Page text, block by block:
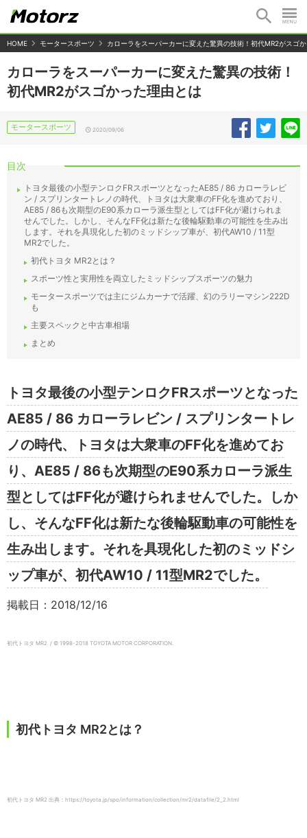
HOME モータースポーツ カローラをスーパーカーに変えた驚異の技術！初代MR2がスゴ
カローラをスーパーカーに変えた驚異の技術！
初代MR2がスゴかった理由とは
モータースポーツ 2020/09/06
目次
トヨタ最後の小型テンロクFRスポーツとなったAE85 / 86 カローラレビ
ン / スプリンタートレノの時代、トヨタは大衆車のFF化を進めており、
AE85 / 86も次期型のE90系カローラ派生型としてはFF化が避けられま
せんでした。しかし、そんなFF化は新たな後輪駆動車の可能性を生み出
します。それを具現化した初のミッドシップ車が、初代AW10 / 11型
MR2でした。
初代トヨタ MR2とは？
スポーツ性と実用性を両立したミッドシップスポーツの魅力
モータースポーツでは主にジムカーナで活躍、幻のラリーマシン222D
も
主要スペックと中古車相場
まとめ
トヨタ最後の小型テンロクFRスポーツとなった
AE85 / 86 カローラレビン / スプリンタートレ
ノの時代、トヨタは大衆車のFF化を進めてお
り、AE85 / 86も次期型のE90系カローラ派生
型としてはFF化が避けられませんでした。しか
し、そんなFF化は新たな後輪駆動車の可能性を
生み出します。それを具現化した初のミッドシ
ップ車が、初代AW10 / 11型MR2でした。
掲載日：2018/12/16
初代トヨタ MR2 / © 1998-2018 TOYOTA MOTOR CORPORATION.
初代トヨタ MR2とは？
初代トヨタ MR2 出典：https://toyota.jp/spo/information/collection/mr2/datafile/2_2.html